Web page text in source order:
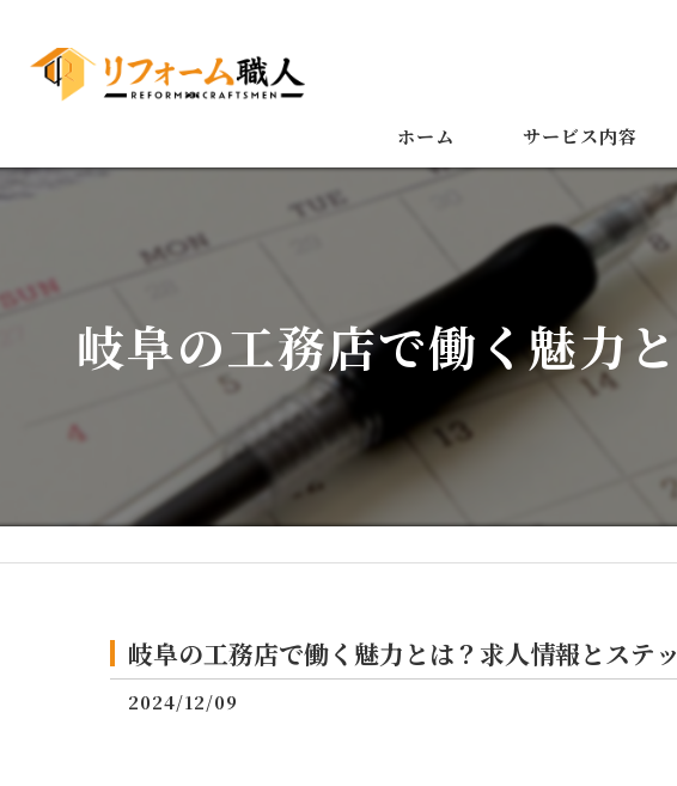
ホーム サービス内容
岐阜の工務店で働く魅力
岐阜の工務店で働く魅力とは？求人情報とステ
2024/12/09